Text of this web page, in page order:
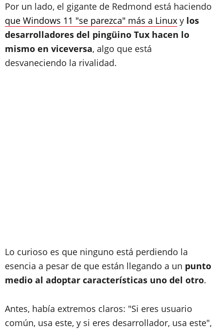
Por un lado, el gigante de Redmond está haciendo
que Windows 11 "se parezca" más a Linux y los
desarrolladores del pingüino Tux hacen lo
mismo en viceversa, algo que está
desvaneciendo la rivalidad.
Lo curioso es que ninguno está perdiendo la
esencia a pesar de que están llegando a un punto
medio al adoptar características uno del otro.
Antes, había extremos claros: "Si eres usuario
común, usa este, y si eres desarrollador, usa este",